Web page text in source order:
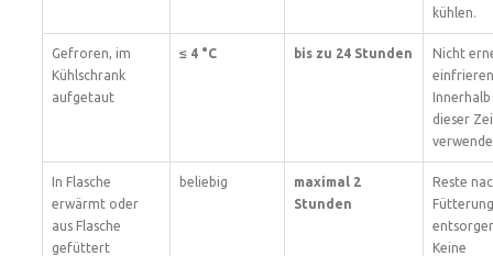
kühlen.
Gefroren, im
Kühlschrank
aufgetaut
≤ 4 °C bis zu 24 Stunden
Nicht
Innerhalb
dieser
In Flasche
erwärmt oder
aus Flasche
gefüttert
beliebig
maximal 2
Stunden
Reste
Fütterung
Keine